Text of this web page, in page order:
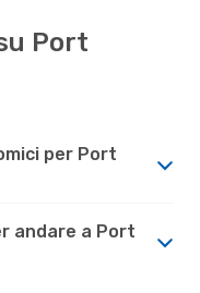
Port
per Port
andare a Port